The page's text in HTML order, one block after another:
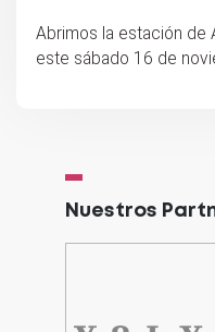
Abrimos la estación de
este sábado 16 de
Nuestros